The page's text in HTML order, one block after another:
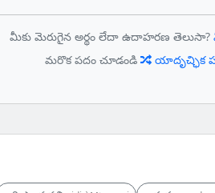
మీకు మెరుగైన అర్థం లేదా ఉదాహరణ తెలుసా?
మరొక పదం చూడండి
యాదృచ్ఛిక